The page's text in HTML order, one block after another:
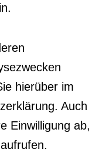
hierüber im
Auch
Einwilligung ab,